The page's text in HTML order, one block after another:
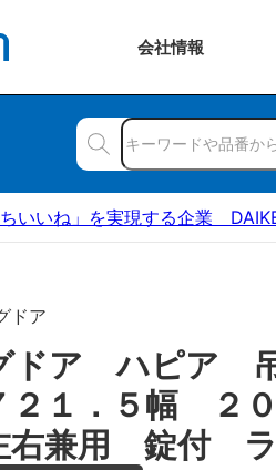
会社情報
ちいいね」を実現する企業
ドア
ドア ハピア
１．５幅 ２
兼用 錠付 ラ